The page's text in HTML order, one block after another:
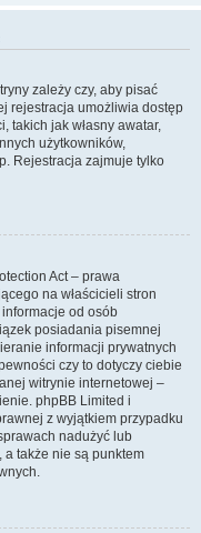
zależy czy, aby pisać
rejestracja umożliwia dostęp
takich jak własny awatar,
użytkowników,
Rejestracja zajmuje tylko
Act – prawa
na właścicieli stron
od osób
posiadania pisemnej
informacji prywatnych
czy to dotyczy ciebie
witrynie internetowej –
phpBB Limited i
z wyjątkiem przypadku
nadużyć lub
a także nie są punktem